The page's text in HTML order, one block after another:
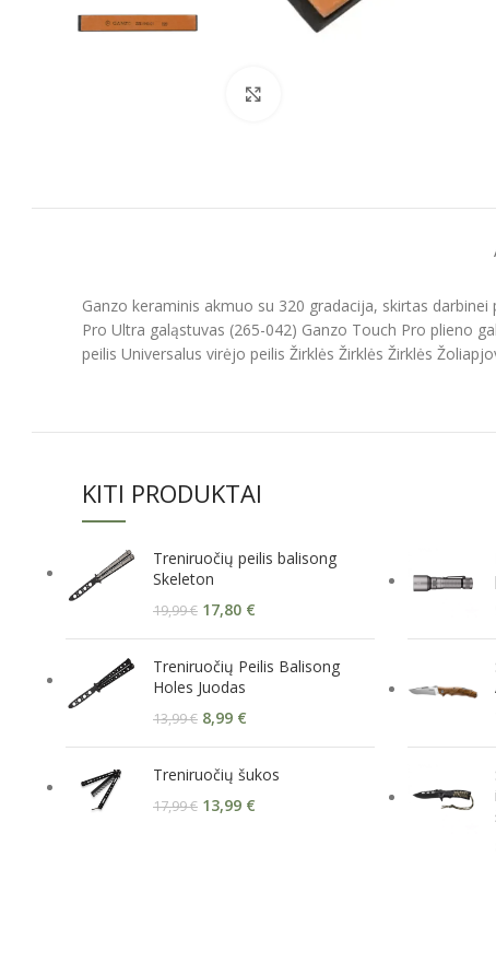
Ganzo keraminis akmuo su 320 gradacija, skirtas
Pro Ultra galąstuvas (265-042) Ganzo Touch Pro plieno
peilis Universalus virėjo peilis Žirklės Žirklės Žirklės
KITI PRODUKTAI
Treniruočių peilis balisong
Skeleton
19,99€ 17,80 €
Treniruočių Peilis Balisong
Holes Juodas
13,99€ 8,99 €
Treniruočių šukos
17,99€ 13,99 €